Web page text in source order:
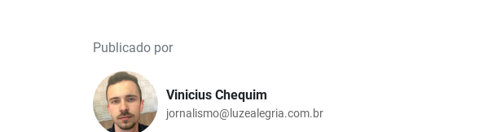
Publicado por
Vinicius Chequim
jornalismo@luzealegria.com.br